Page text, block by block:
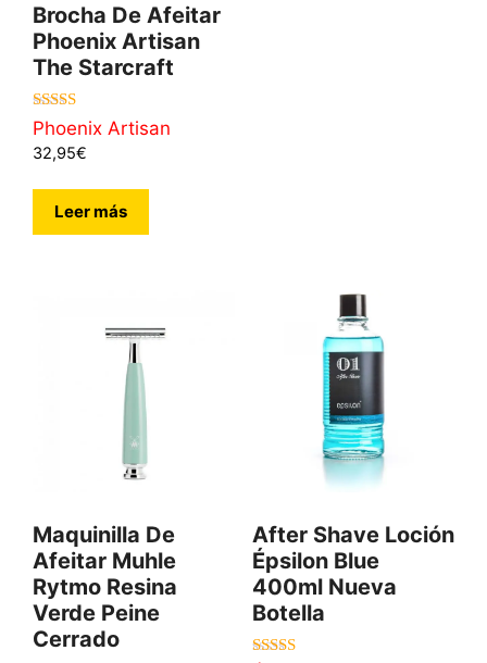
Brocha De Afeitar
Phoenix Artisan
The Starcraft
5.00
de 5
Phoenix Artisan
32,95€
Leer más
Maquinilla De
Afeitar Muhle
Rytmo Resina
Verde Peine
Cerrado
After Shave Loción
Épsilon Blue
400ml Nueva
Botella